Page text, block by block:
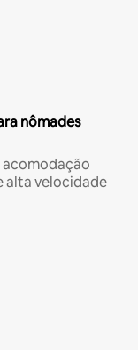
nômades
acomodação
alta velocidade